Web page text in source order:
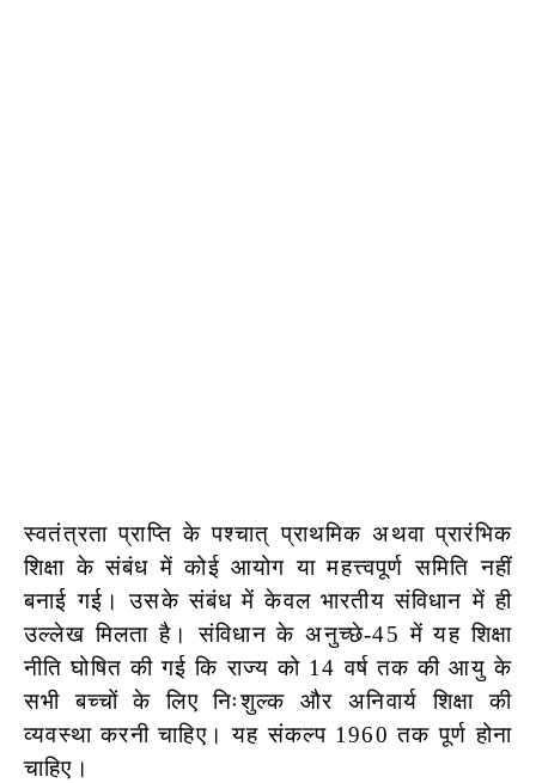
स्वतंत्रता प्राप्ति के पश्चात् प्राथमिक अथवा प्रारंभिक
शिक्षा के संबंध में कोई आयोग या महत्त्वपूर्ण समिति नहीं
बनाई गई। उसके संबंध में केवल भारतीय संविधान में ही
उल्लेख मिलता है। संविधान के अनुच्छे-45 में यह शिक्षा
नीति घोषित की गई कि राज्य को 14 वर्ष तक की आयु के
सभी बच्चों के लिए निःशुल्क और अनिवार्य शिक्षा की
व्यवस्था करनी चाहिए। यह संकल्प 1960 तक पूर्ण होना
चाहिए।